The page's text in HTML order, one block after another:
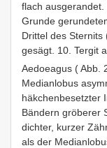
flach
Grunde
Drittel des
gesägt. 10. Tergit
Aedoeagus ( Abb.
Medianlobus
häkchenbesetzter
Bändern gröberer
dichter, kurzer
als der